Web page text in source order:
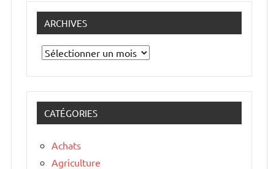
ARCHIVES
Archives
CATÉGORIES
Achats
Agriculture